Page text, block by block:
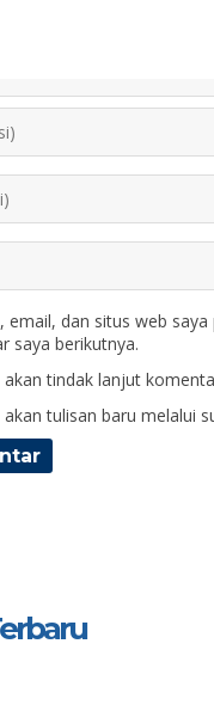
email, dan situs web
saya berikutnya.
tindak lanjut
tulisan baru melalui